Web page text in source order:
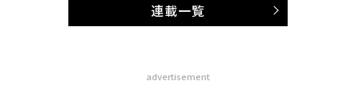
連載一覧
advertisement